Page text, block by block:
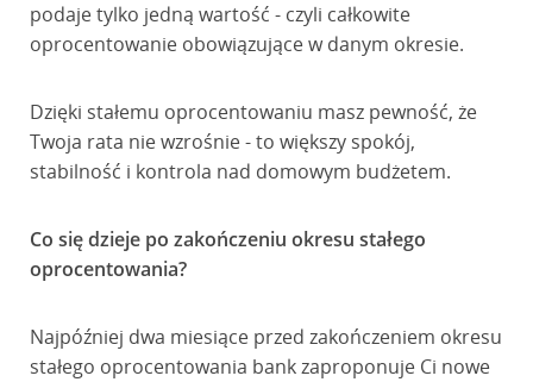
podaje tylko jedną wartość - czyli całkowite
oprocentowanie obowiązujące w danym okresie.
Dzięki stałemu oprocentowaniu masz pewność, że
Twoja rata nie wzrośnie - to większy spokój,
stabilność i kontrola nad domowym budżetem.
Co się dzieje po zakończeniu okresu stałego
oprocentowania?
Najpóźniej dwa miesiące przed zakończeniem okresu
stałego oprocentowania bank zaproponuje Ci nowe